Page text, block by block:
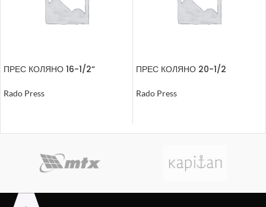
ПРЕС КОЛЯНО 16-1/2“
Rado Press
ПРЕС КОЛЯНО 20-1/2
ПРЪСТЕН
Rado Press